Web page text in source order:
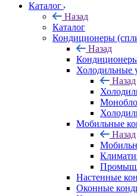
Каталог
Назад
Каталог
Кондиционеры
Назад
Холодильные
Назад
Мобильные
Назад
Настенные
Оконные